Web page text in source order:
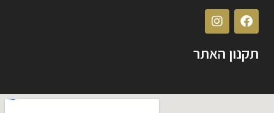
תקנון האתר